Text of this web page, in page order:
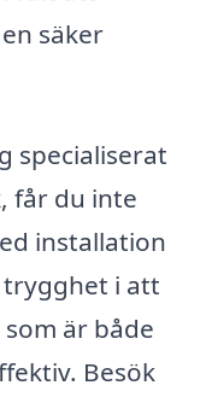
säker
specialiserat
får du inte
installation
trygghet i att
är både
Besök